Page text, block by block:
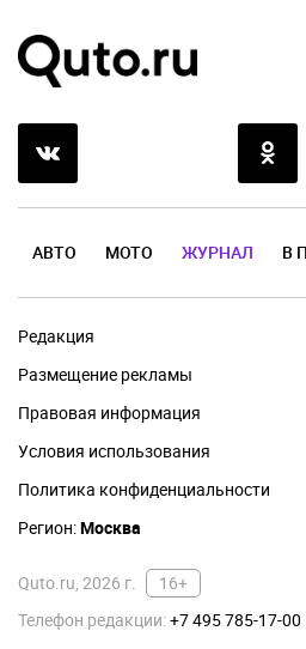
АВТО МОТО ЖУРНАЛ В
Редакция
Размещение рекламы
Правовая информация
Условия использования
Политика конфиденциальности
Регион:Москва
Quto.ru, 2026 г.
16+
Телефон редакции:+7 495 785-17-00